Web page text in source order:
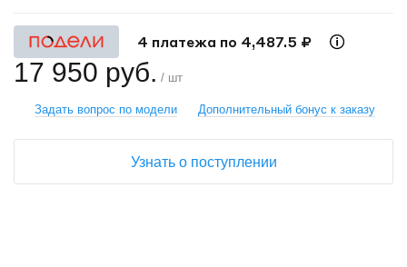
4 платежа по 4,487.5 ₽
17 950 руб. / шт
Задать вопрос по модели Дополнительный бонус к заказу
Узнать о поступлении